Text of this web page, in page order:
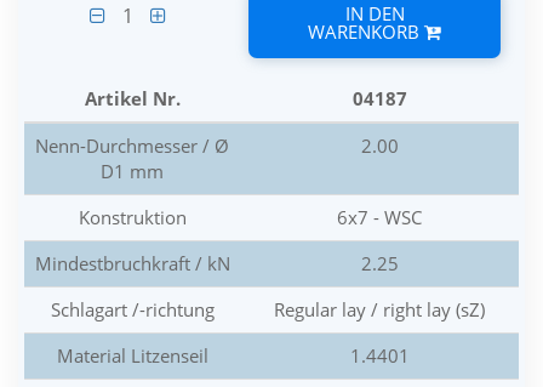
1 IN DEN
WARENKORB
Artikel Nr.
04187
Nenn-Durchmesser / Ø
D1 mm
2.00
Konstruktion
6x7 - WSC
Mindestbruchkraft / kN
2.25
Schlagart /-richtung
Regular lay / right lay (sZ)
Material Litzenseil
1.4401